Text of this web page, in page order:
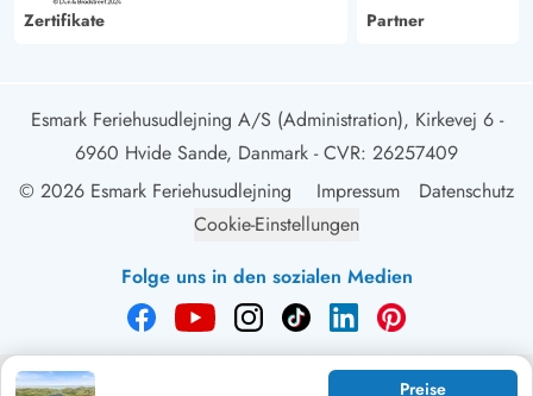
Preise
Zertifikate Partner
Esmark Feriehusudlejning A/S (Administration), Kirkevej 6 -
6960 Hvide Sande, Danmark - CVR: 26257409
© 2026 Esmark Feriehusudlejning
Impressum
Datenschutz
Cookie-Einstellungen
Folge uns in den sozialen Medien